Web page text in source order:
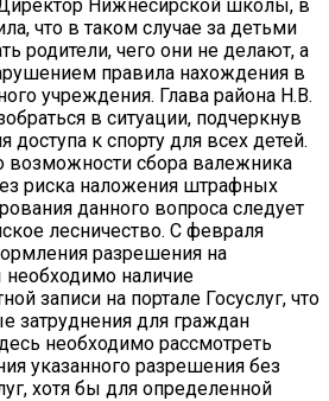
Нижнесирской школы, в
что в таком случае за детьми
родители, чего они не делают, а
правила нахождения в
учреждения. Глава района Н.В.
в ситуации, подчеркнув
доступа к спорту для всех детей.
сбора валежника
риска наложения штрафных
данного вопроса следует
лесничество. С февраля
разрешения на
наличие
записи на портале Госуслуг, что
затруднения для граждан
необходимо рассмотреть
указанного разрешения без
хотя бы для определенной